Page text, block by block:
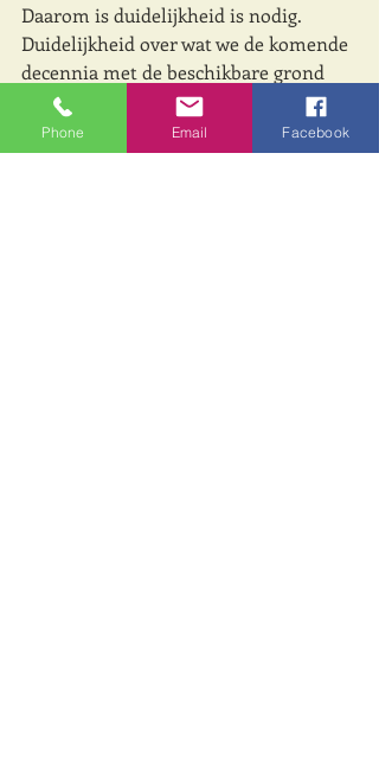
Daarom is duidelijkheid is nodig.
Duidelijkheid over wat we de komende
decennia met de beschikbare grond
willen gaan doen. En welke plek en
welke rol de verhuurders van
logiesaccommodaties in het gebruik
Phone Email Facebook